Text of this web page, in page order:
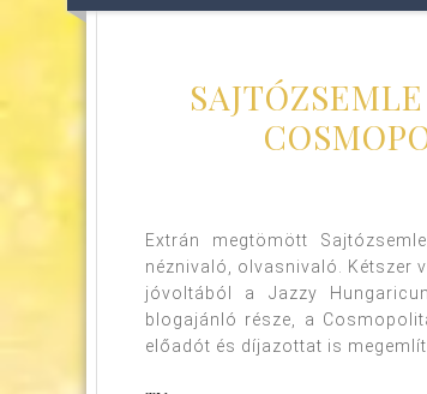
Extrán megtömött
néznivaló, olvasnivaló. Kétszer
jóvoltából a Jazzy
blogajánló része, a
előadót és díjazottat is